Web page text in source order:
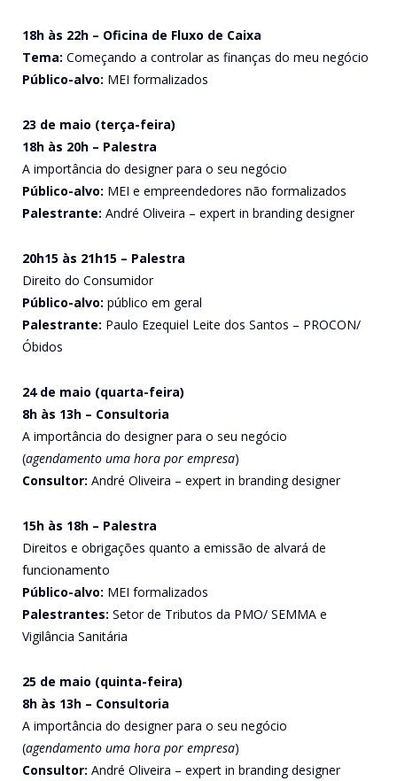
18h às 22h – Oficina de Fluxo de Caixa
Tema: Começando a controlar as finanças do meu negócio
Público-alvo: MEI formalizados
23 de maio (terça-feira)
18h às 20h – Palestra
A importância do designer para o seu negócio
Público-alvo: MEI e empreendedores não formalizados
Palestrante: André Oliveira – expert in branding designer
20h15 às 21h15 – Palestra
Direito do Consumidor
Público-alvo: público em geral
Palestrante: Paulo Ezequiel Leite dos Santos – PROCON/
Óbidos
24 de maio (quarta-feira)
8h às 13h – Consultoria
A importância do designer para o seu negócio
(agendamento uma hora por empresa)
Consultor: André Oliveira – expert in branding designer
15h às 18h – Palestra
Direitos e obrigações quanto a emissão de alvará de
funcionamento
Público-alvo: MEI formalizados
Palestrantes: Setor de Tributos da PMO/ SEMMA e
Vigilância Sanitária
25 de maio (quinta-feira)
8h às 13h – Consultoria
A importância do designer para o seu negócio
(agendamento uma hora por empresa)
Consultor: André Oliveira – expert in branding designer